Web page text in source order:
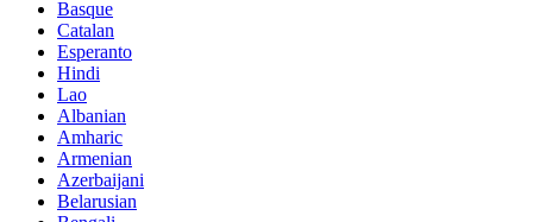
Basque
Catalan
Esperanto
Hindi
Lao
Albanian
Amharic
Armenian
Azerbaijani
Belarusian